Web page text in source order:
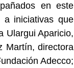
en este
a iniciativas que
Ulargui Aparicio,
Martín, directora
Adecco;